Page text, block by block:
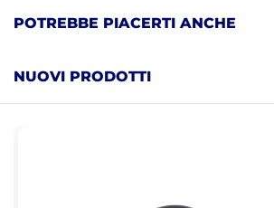
POTREBBE PIACERTI ANCHE
NUOVI PRODOTTI